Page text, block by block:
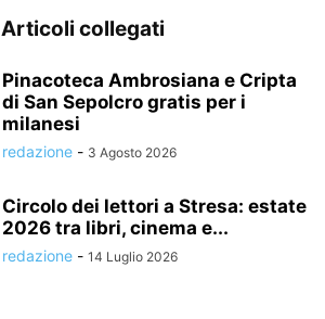
Articoli collegati
Pinacoteca Ambrosiana e Cripta
di San Sepolcro gratis per i
milanesi
redazione - 3 Agosto 2026
Circolo dei lettori a Stresa: estate
2026 tra libri, cinema e...
redazione - 14 Luglio 2026